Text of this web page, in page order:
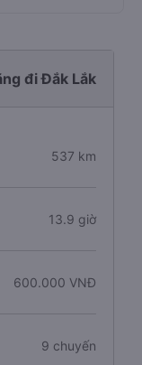
đi Đắk Lắk
537 km
13.9 giờ
600.000 VNĐ
9 chuyến